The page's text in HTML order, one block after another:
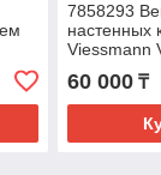
7858293
настенных
Viessmann
A1JB/A1HB
60 000₸